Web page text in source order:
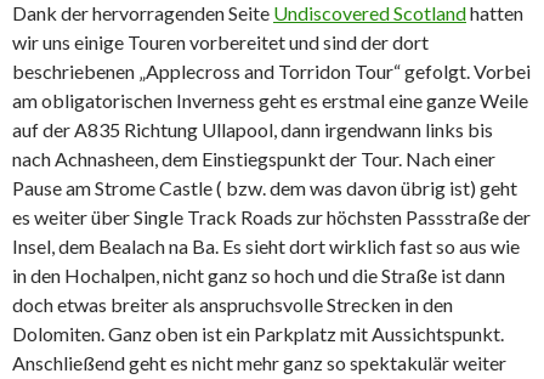
Dank der hervorragenden Seite Undiscovered Scotlandhatten
wir uns einige Touren vorbereitet und sind der dort
beschriebenen „Applecross and Torridon Tour“ gefolgt. Vorbei
am obligatorischen Inverness geht es erstmal eine ganze Weile
auf der A835 Richtung Ullapool, dann irgendwann links bis
nach Achnasheen, dem Einstiegspunkt der Tour. Nach einer
Pause am Strome Castle ( bzw. dem was davon übrig ist) geht
es weiter über Single Track Roads zur höchsten Passstraße der
Insel, dem Bealach na Ba. Es sieht dort wirklich fast so aus wie
in den Hochalpen, nicht ganz so hoch und die Straße ist dann
doch etwas breiter als anspruchsvolle Strecken in den
Dolomiten. Ganz oben ist ein Parkplatz mit Aussichtspunkt.
Anschließend geht es nicht mehr ganz so spektakulär weiter